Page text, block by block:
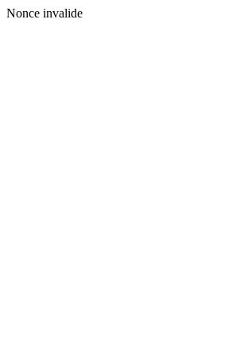
Nonce invalide